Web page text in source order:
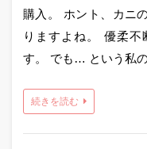
購入。 ホント、カニ
りますよね。 優柔不
す。 でも… という私
続きを読む